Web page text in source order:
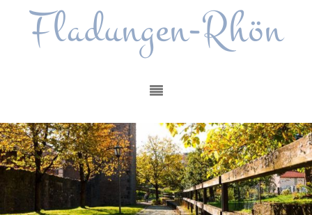
Fladungen-Rhön